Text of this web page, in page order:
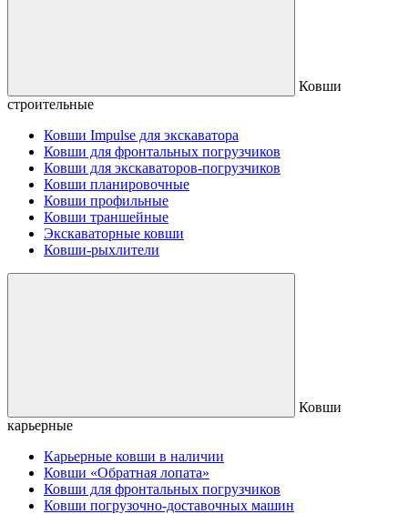
Ковши
строительные
Ковши Impulse для экскаватора
Ковши для фронтальных погрузчиков
Ковши для экскаваторов-погрузчиков
Ковши планировочные
Ковши профильные
Ковши траншейные
Экскаваторные ковши
Ковши-рыхлители
Ковши
карьерные
Карьерные ковши в наличии
Ковши «Обратная лопата»
Ковши для фронтальных погрузчиков
Ковши погрузочно-доставочных машин